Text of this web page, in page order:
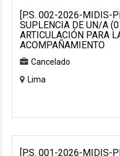
[P.S. 002-2026-MIDIS-
SUPLENCIA DE UN/A
ARTICULACIÓN PARA
ACOMPAÑAMIENTO
Cancelado
Lima
[P.S. 001-2026-MIDIS-